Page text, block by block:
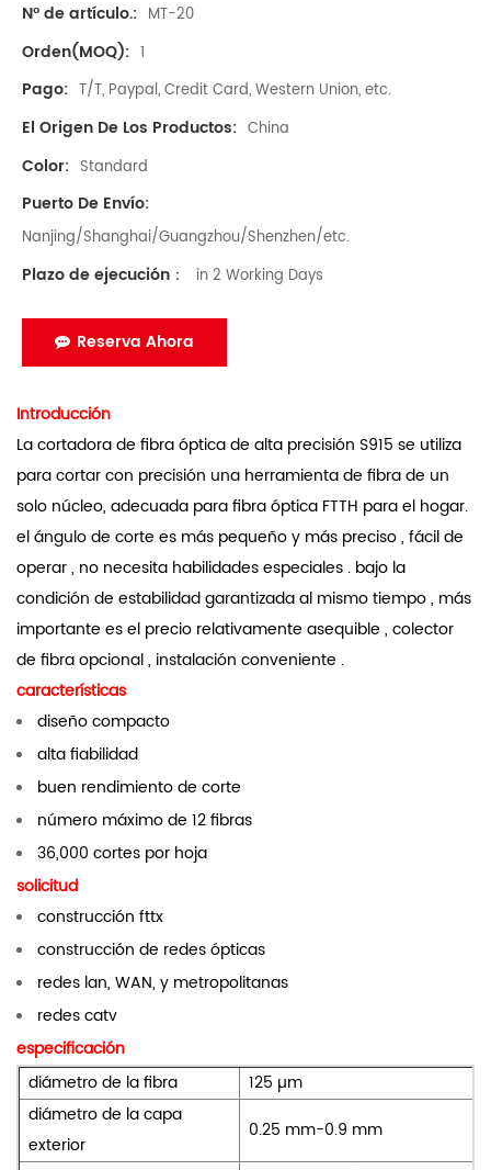
Nº de artículo.: MT-20
Orden(MOQ): 1
Pago: T/T, Paypal, Credit Card, Western Union, etc.
El Origen De Los Productos: China
Color: Standard
Puerto De Envío:
Nanjing/Shanghai/Guangzhou/Shenzhen/etc.
Plazo de ejecución： in 2 Working Days
Reserva Ahora
Introducción
La cortadora de fibra óptica de alta precisión S915 se utiliza
para cortar con precisión una herramienta de fibra de un
solo núcleo, adecuada para fibra óptica FTTH para el hogar.
el ángulo de corte es más pequeño y más preciso , fácil de
operar , no necesita habilidades especiales . bajo la
condición de estabilidad garantizada al mismo tiempo , más
importante es el precio relativamente asequible , colector
de fibra opcional , instalación conveniente .
características
diseño compacto
alta fiabilidad
buen rendimiento de corte
número máximo de 12 fibras
36,000 cortes por hoja
solicitud
construcción fttx
construcción de redes ópticas
redes lan, WAN, y metropolitanas
redes catv
especificación
diámetro de la fibra
125 µm
diámetro de la capa
exterior
0.25 mm-0.9 mm